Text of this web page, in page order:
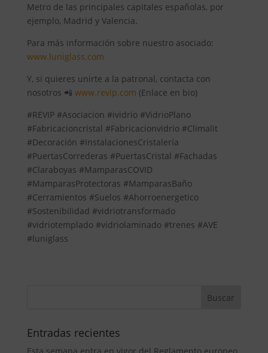
Metro de las principales capitales españolas, por
ejemplo, Madrid y Valencia.
Para más información sobre nuestro asociado:
www.luniglass.com
Y, si quieres unirte a la patronal, contacta con
nosotros 📲 www.revip.com (Enlace en bio)
#REVIP #Asociacion #ividrio #VidrioPlano
#Fabricacioncristal #Fabricacionvidrio #Climalit
#Decoración #InstalacionesCristalería
#PuertasCorrederas #PuertasCristal #Fachadas
#Claraboyas #MamparasCOVID
#MamparasProtectoras #MamparasBaño
#Cerramientos #Suelos #Ahorroenergetico
#Sostenibilidad #vidriotransformado
#vidriotemplado #vidriolaminado #trenes #AVE
#luniglass
Entradas recientes